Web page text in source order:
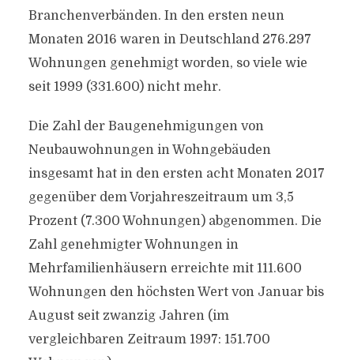
Branchenverbänden. In den ersten neun
Monaten 2016 waren in Deutschland 276.297
Wohnungen genehmigt worden, so viele wie
seit 1999 (331.600) nicht mehr.
Die Zahl der Baugenehmigungen von
Neubauwohnungen in Wohngebäuden
insgesamt hat in den ersten acht Monaten 2017
gegenüber dem Vorjahreszeitraum um 3,5
Prozent (7.300 Wohnungen) abgenommen. Die
Zahl genehmigter Wohnungen in
Mehrfamilienhäusern erreichte mit 111.600
Wohnungen den höchsten Wert von Januar bis
August seit zwanzig Jahren (im
vergleichbaren Zeitraum 1997: 151.700